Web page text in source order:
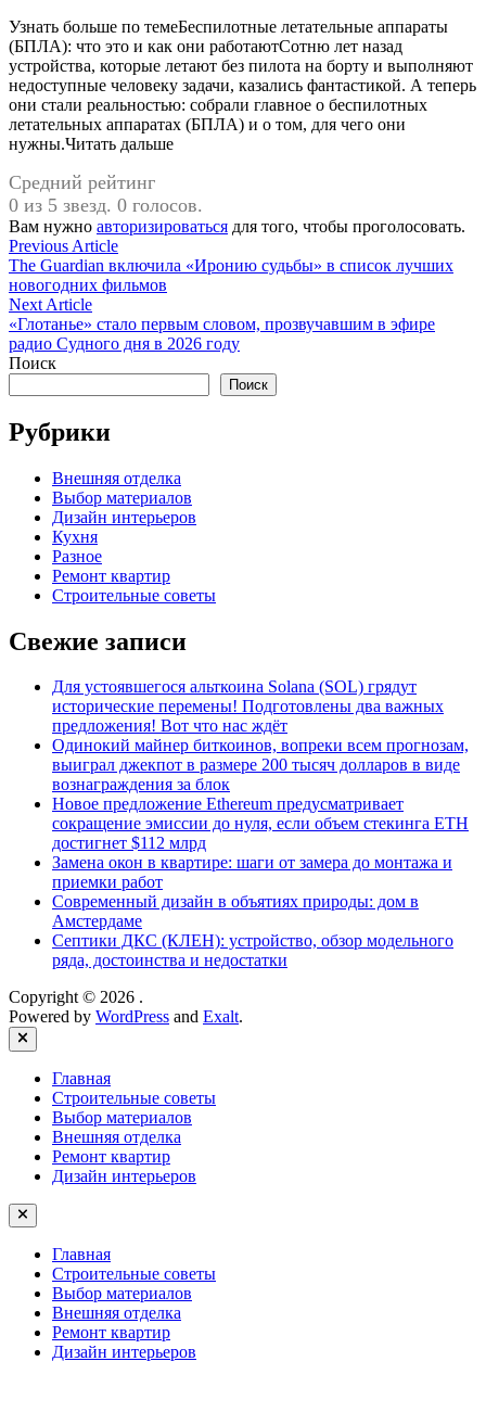
Узнать больше по темеБеспилотные летательные аппараты
(БПЛА): что это и как они работаютСотню лет назад
устройства, которые летают без пилота на борту и выполняют
недоступные человеку задачи, казались фантастикой. А теперь
они стали реальностью: собрали главное о беспилотных
летательных аппаратах (БПЛА) и о том, для чего они
нужны.Читать дальше
Средний рейтинг
0 из 5 звезд. 0 голосов.
Вам нужно авторизироваться для того, чтобы проголосовать.
Навигация
по
записям
Previous ArticlePrevious
article:
The Guardian включила «Иронию судьбы» в список лучших
новогодних фильмов
Next ArticleNext
article:
«Глотанье» стало первым словом, прозвучавшим в эфире
радио Судного дня в 2026 году
Поиск
Поиск
Рубрики
Внешняя отделка
Выбор материалов
Дизайн интерьеров
Кухня
Разное
Ремонт квартир
Строительные советы
Свежие записи
Для устоявшегося альткоина Solana (SOL) грядут
исторические перемены! Подготовлены два важных
предложения! Вот что нас ждёт
Одинокий майнер биткоинов, вопреки всем прогнозам,
выиграл джекпот в размере 200 тысяч долларов в виде
вознаграждения за блок
Новое предложение Ethereum предусматривает
сокращение эмиссии до нуля, если объем стекинга ETH
достигнет $112 млрд
Замена окон в квартире: шаги от замера до монтажа и
приемки работ
Современный дизайн в объятиях природы: дом в
Амстердаме
Септики ДКС (КЛЕН): устройство, обзор модельного
ряда, достоинства и недостатки
Copyright © 2026 .
Powered by WordPress and Exalt.
Close
Главная
Строительные советы
Выбор материалов
Внешняя отделка
Ремонт квартир
Дизайн интерьеров
Главная
Строительные советы
Выбор материалов
Внешняя отделка
Ремонт квартир
Дизайн интерьеров